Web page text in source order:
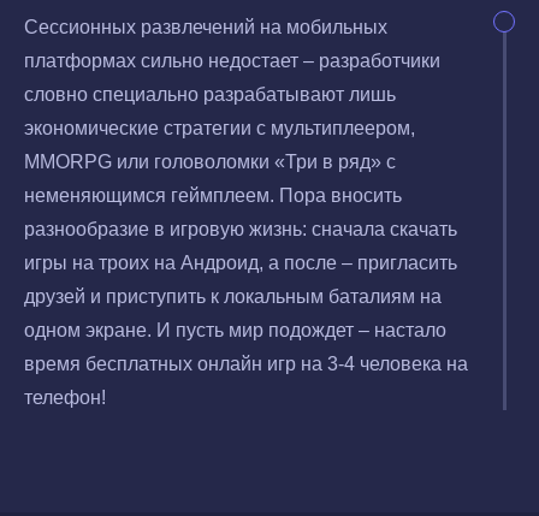
Сессионных развлечений на мобильных
платформах сильно недостает – разработчики
словно специально разрабатывают лишь
экономические стратегии с мультиплеером,
MMORPG или головоломки «Три в ряд» с
неменяющимся геймплеем. Пора вносить
разнообразие в игровую жизнь: сначала скачать
игры на троих на Андроид, а после – пригласить
друзей и приступить к локальным баталиям на
одном экране. И пусть мир подождет – настало
время бесплатных онлайн игр на 3-4 человека на
телефон!